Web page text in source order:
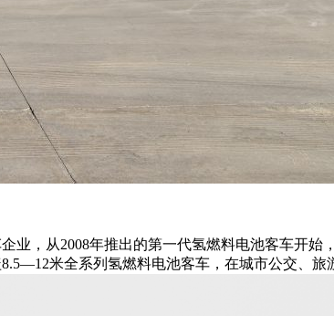
业，从2008年推出的第一代氢燃料电池客车开
米全系列氢燃料电池客车，在城市公交、旅